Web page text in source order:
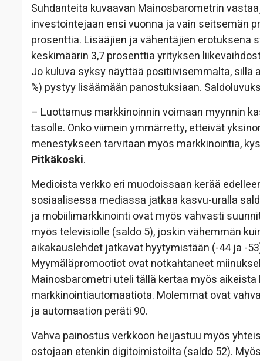
Suhdanteita kuvaavan Mainosbarometrin
investointejaan ensi vuonna ja vain seitsemän
prosenttia. Lisääjien ja vähentäjien erotuksena
keskimäärin 3,7 prosenttia yrityksen
Jo kuluva syksy näyttää positiivisemmalta, sillä
%) pystyy lisäämään panostuksiaan.
– Luottamus markkinoinnin voimaan myynnin
tasolle. Onko viimein ymmärretty, etteivät
menestykseen tarvitaan myös markkinointia,
Pitkäkoski.
Medioista verkko eri muodoissaan kerää
sosiaalisessa mediassa jatkaa kasvu-uralla
ja mobiilimarkkinointi ovat myös vahvasti
myös televisiolle (saldo 5), joskin vähemmän
aikakauslehdet jatkavat hyytymistään (-44 ja -
Myymäläpromootiot ovat notkahtaneet
Mainosbarometri uteli tällä kertaa myös
markkinointiautomaatiota. Molemmat ovat
ja automaation peräti 90.
Vahva painostus verkkoon heijastuu myös
ostojaan etenkin digitoimistoilta (saldo 52).